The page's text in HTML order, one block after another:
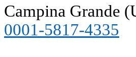
Campina Grande
0001-5817-4335